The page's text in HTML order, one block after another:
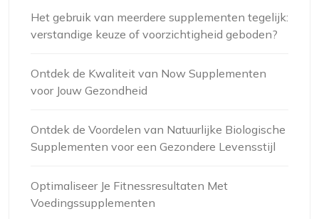
Het gebruik van meerdere supplementen tegelijk:
verstandige keuze of voorzichtigheid geboden?
Ontdek de Kwaliteit van Now Supplementen
voor Jouw Gezondheid
Ontdek de Voordelen van Natuurlijke Biologische
Supplementen voor een Gezondere Levensstijl
Optimaliseer Je Fitnessresultaten Met
Voedingssupplementen